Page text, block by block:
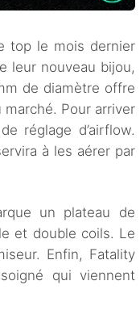
top le mois dernier
leur nouveau bijou,
de diamètre offre
Pour arriver
réglage d’airflow.
à les aérer par
un plateau de
et double coils. Le
Enfin, Fatality
qui viennent